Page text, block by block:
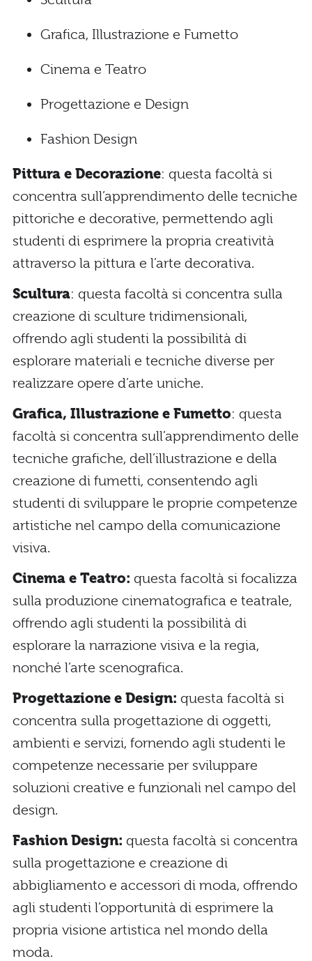
Grafica, Illustrazione e Fumetto
Cinema e Teatro
Progettazione e Design
Fashion Design
Pittura e Decorazione: questa facoltà si
concentra sull’apprendimento delle tecniche
pittoriche e decorative, permettendo agli
studenti di esprimere la propria creatività
attraverso la pittura e l’arte decorativa.
Scultura: questa facoltà si concentra sulla
creazione di sculture tridimensionali,
offrendo agli studenti la possibilità di
esplorare materiali e tecniche diverse per
realizzare opere d’arte uniche.
Grafica, Illustrazione e Fumetto: questa
facoltà si concentra sull’apprendimento delle
tecniche grafiche, dell’illustrazione e della
creazione di fumetti, consentendo agli
studenti di sviluppare le proprie competenze
artistiche nel campo della comunicazione
visiva.
Cinema e Teatro: questa facoltà si focalizza
sulla produzione cinematografica e teatrale,
offrendo agli studenti la possibilità di
esplorare la narrazione visiva e la regia,
nonché l’arte scenografica.
Progettazione e Design: questa facoltà si
concentra sulla progettazione di oggetti,
ambienti e servizi, fornendo agli studenti le
competenze necessarie per sviluppare
soluzioni creative e funzionali nel campo del
design.
Fashion Design: questa facoltà si concentra
sulla progettazione e creazione di
abbigliamento e accessori di moda, offrendo
agli studenti l’opportunità di esprimere la
propria visione artistica nel mondo della
moda.